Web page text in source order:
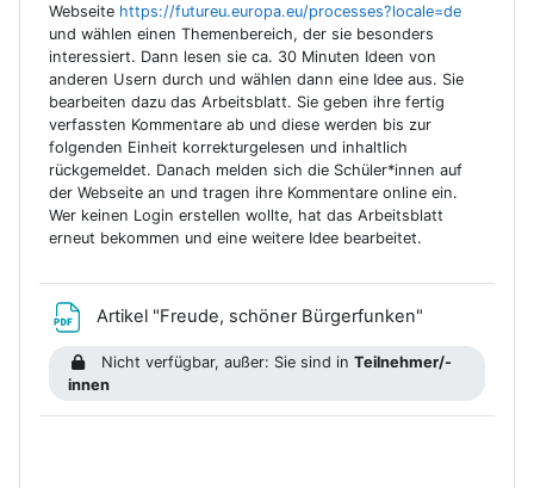
Webseite https://futureu.europa.eu/processes?locale=de
und wählen einen Themenbereich, der sie besonders
interessiert. Dann lesen sie ca. 30 Minuten Ideen von
anderen Usern durch und wählen dann eine Idee aus. Sie
bearbeiten dazu das Arbeitsblatt. Sie geben ihre fertig
verfassten Kommentare ab und diese werden bis zur
folgenden Einheit korrekturgelesen und inhaltlich
rückgemeldet. Danach melden sich die Schüler*innen auf
der Webseite an und tragen ihre Kommentare online ein.
Wer keinen Login erstellen wollte, hat das Arbeitsblatt
erneut bekommen und eine weitere Idee bearbeitet.
Artikel "Freude, schöner Bürgerfunken"
Nicht verfügbar, außer: Sie sind inTeilnehmer/-
innen